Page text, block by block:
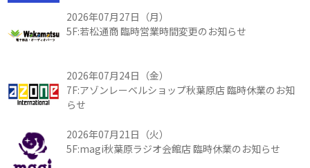
2026年07月27日（月）
5F:若松通商 臨時営業時間変更のお知らせ
2026年07月24日（金）
7F:アゾンレーベルショップ秋葉原店 臨時休業のお知
らせ
2026年07月21日（火）
5F:magi秋葉原ラジオ会館店 臨時休業のお知らせ